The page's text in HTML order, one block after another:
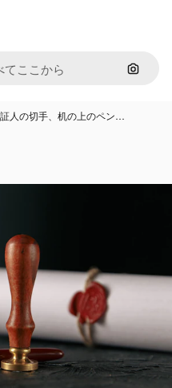
画像で
人の切手、机の上のペン…